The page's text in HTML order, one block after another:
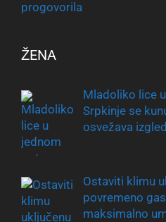
ŽENA
Mladoliko lice
Srpkinje se
osvežava izgled
Ostaviti klimu
povremeno
maksimalno